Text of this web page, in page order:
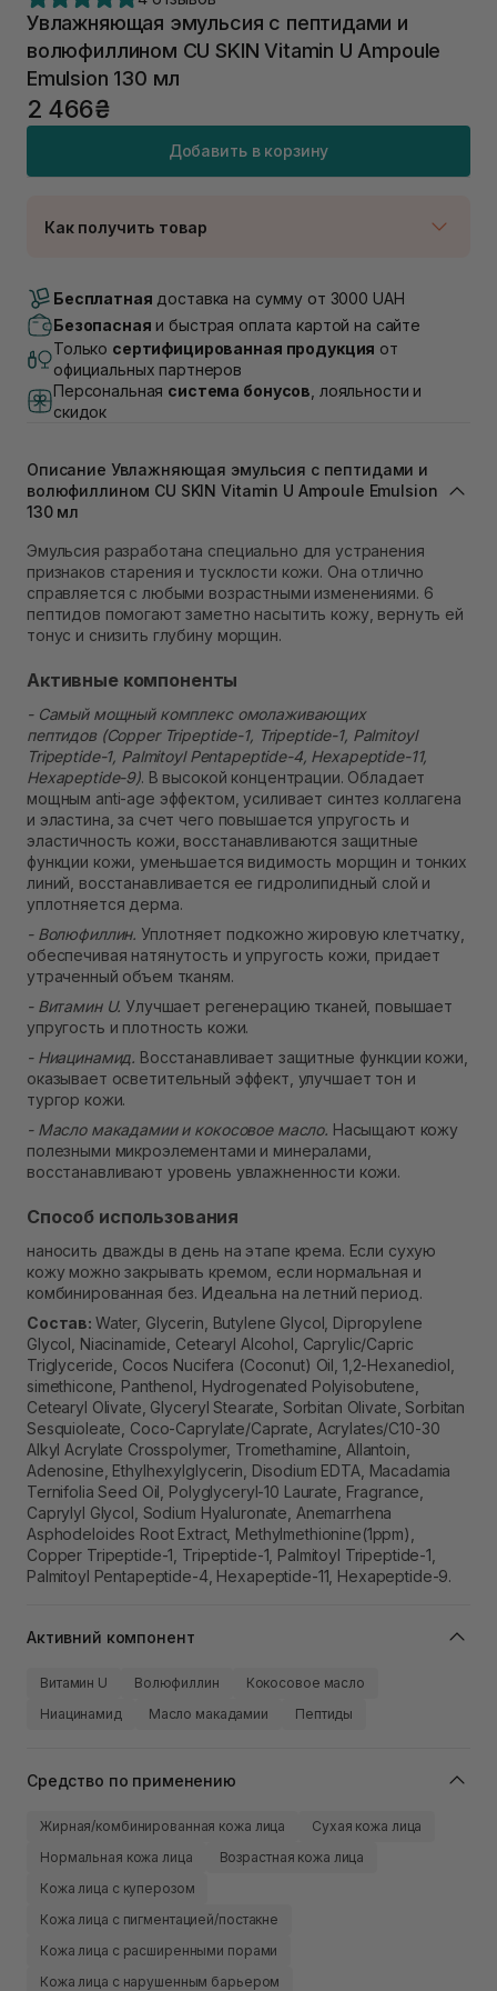
Увлажняющая эмульсия с пептидами и
волюфиллином CU SKIN Vitamin U Ampoule
Emulsion 130 мл
2 466₴
Добавить в корзину
Как получить товар
В наличии
Самовывоз г. Луцк, Винниченка 4
Самовывоз г. Львов, ул. Академика Подстригача,
1В (Duck's Lake)
Самовывоз г. Львов ул. Степана Бандеры 43
В наличии
Самовывоз Ровно
В наличии
Самовывоз г. Ровно, ул. Кулика и Гудачека 23 (ТЦ
Экватор)
Бесплатная доставка на сумму от 3000 UAH
Безопасная и быстрая оплата картой на сайте
Только сертифицированная продукция от
официальных партнеров
Персональная система бонусов , лояльности и
скидок
Описание Увлажняющая эмульсия с пептидами и
волюфиллином CU SKIN Vitamin U Ampoule Emulsion
130 мл
Эмульсия разработана специально для устранения
признаков старения и тусклости кожи. Она отлично
справляется с любыми возрастными изменениями. 6
пептидов помогают заметно насытить кожу, вернуть ей
тонус и снизить глубину морщин.
Активные компоненты
- Самый мощный комплекс омолаживающих
пептидов (Copper Tripeptide-1, Tripeptide-1, Palmitoyl
Tripeptide-1, Palmitoyl Pentapeptide-4, Hexapeptide-11,
Hexapeptide-9). В высокой концентрации. Обладает
мощным anti-age эффектом, усиливает синтез коллагена
и эластина, за счет чего повышается упругость и
эластичность кожи, восстанавливаются защитные
функции кожи, уменьшается видимость морщин и тонких
линий, восстанавливается ее гидролипидный слой и
уплотняется дерма.
- Волюфиллин. Уплотняет подкожно жировую клетчатку,
обеспечивая натянутость и упругость кожи, придает
утраченный объем тканям.
- Витамин U. Улучшает регенерацию тканей, повышает
упругость и плотность кожи.
- Ниацинамид. Восстанавливает защитные функции кожи,
оказывает осветительный эффект, улучшает тон и
тургор кожи.
- Масло макадамии и кокосовое масло. Насыщают кожу
полезными микроэлементами и минералами,
восстанавливают уровень увлажненности кожи.
Способ использования
наносить дважды в день на этапе крема. Если сухую
кожу можно закрывать кремом, если нормальная и
комбинированная без. Идеальна на летний период.
Состав: Water, Glycerin, Butylene Glycol, Dipropylene
Glycol, Niacinamide, Cetearyl Alcohol, Caprylic/Capric
Triglyceride, Cocos Nucifera (Coconut) Oil, 1,2-Hexanediol,
simethicone, Panthenol, Hydrogenated Polyisobutene,
Cetearyl Olivate, Glyceryl Stearate, Sorbitan Olivate, Sorbitan
Sesquioleate, Coco-Caprylate/Caprate, Acrylates/C10-30
Alkyl Acrylate Crosspolymer, Tromethamine, Allantoin,
Adenosine, Ethylhexylglycerin, Disodium EDTA, Macadamia
Ternifolia Seed Oil, Polyglyceryl-10 Laurate, Fragrance,
Caprylyl Glycol, Sodium Hyaluronate, Anemarrhena
Asphodeloides Root Extract, Methylmethionine(1ppm),
Copper Tripeptide-1, Tripeptide-1, Palmitoyl Tripeptide-1,
Palmitoyl Pentapeptide-4, Hexapeptide-11, Hexapeptide-9.
Активний компонент
Витамин U Волюфиллин
Кокосовое масло
Ниацинамид
Масло макадамии Пептиды
Средство по применению
Жирная/комбинированная кожа лица
Сухая кожа лица
Нормальная кожа лица
Возрастная кожа лица
Кожа лица с куперозом
Кожа лица с пигментацией/постакне
Кожа лица с расширенными порами
Кожа лица с нарушенным барьером